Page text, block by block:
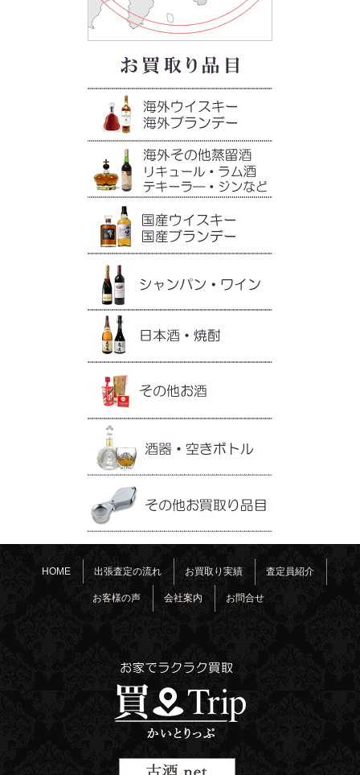
HOME 出張査定の流れ お買取り実績 査定員紹介
お客様の声 会社案内 お問合せ